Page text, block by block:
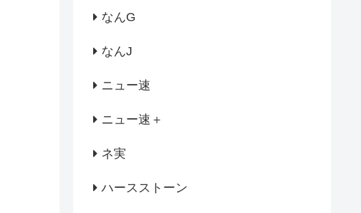
なんG
なんJ
ニュー速
ニュー速＋
ネ実
ハースストーン